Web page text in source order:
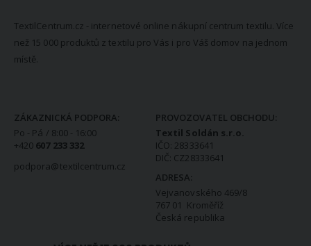
TextilCentrum.cz - internetové online nákupní centrum textilu. Více
než 15 000 produktů z textilu pro Vás i pro Váš domov na jednom
místě.
ZÁKAZNICKÁ PODPORA:
Po - Pá / 8:00 - 16:00
+420 607 233 332
podpora@textilcentrum.cz
PROVOZOVATEL OBCHODU:
Textil Soldán s.r.o.
IČO: 28333641
DIČ: CZ28333641
ADRESA:
Vejvanovského 469/8
767 01 Kroměříž
Česká republika